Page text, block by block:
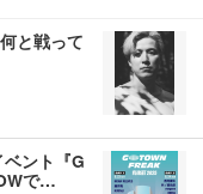
と戦って
ント『G
で…